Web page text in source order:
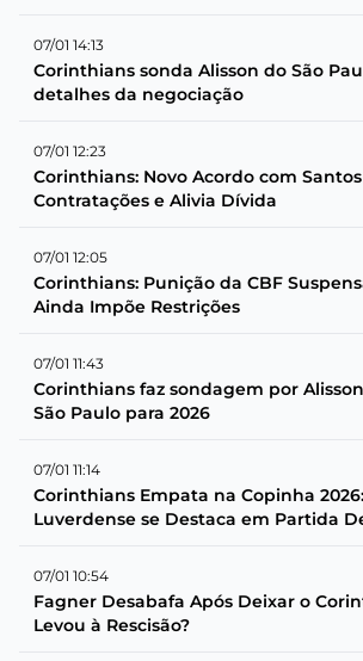
07/01 14:13
Corinthians sonda Alisson do São
detalhes da negociação
07/01 12:23
Corinthians: Novo Acordo com
Contratações e Alivia Dívida
07/01 12:05
Corinthians: Punição da CBF
Ainda Impõe Restrições
07/01 11:43
Corinthians faz sondagem por
São Paulo para 2026
07/01 11:14
Corinthians Empata na Copinha
Luverdense se Destaca em Partida
07/01 10:54
Fagner Desabafa Após Deixar o
Levou à Rescisão?